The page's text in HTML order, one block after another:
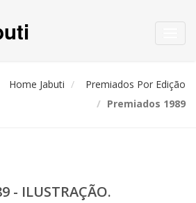
Home Jabuti
Premiados Por Edição
Premiados 1989
- ILUSTRAÇÃO.